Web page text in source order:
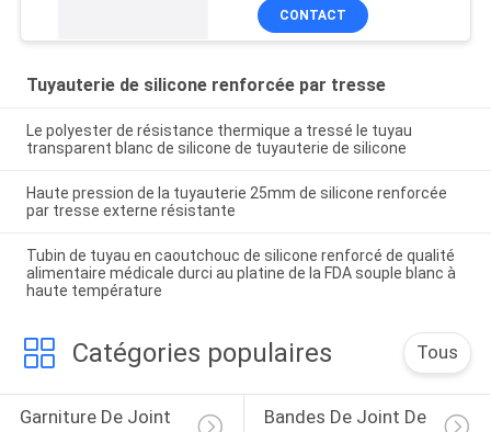
CONTACT
Tuyauterie de silicone renforcée par tresse
Le polyester de résistance thermique a tressé le tuyau
transparent blanc de silicone de tuyauterie de silicone
Haute pression de la tuyauterie 25mm de silicone renforcée
par tresse externe résistante
Tubin de tuyau en caoutchouc de silicone renforcé de qualité
alimentaire médicale durci au platine de la FDA souple blanc à
haute température
Catégories populaires Tous
Garniture De Joint
Bandes De Joint De